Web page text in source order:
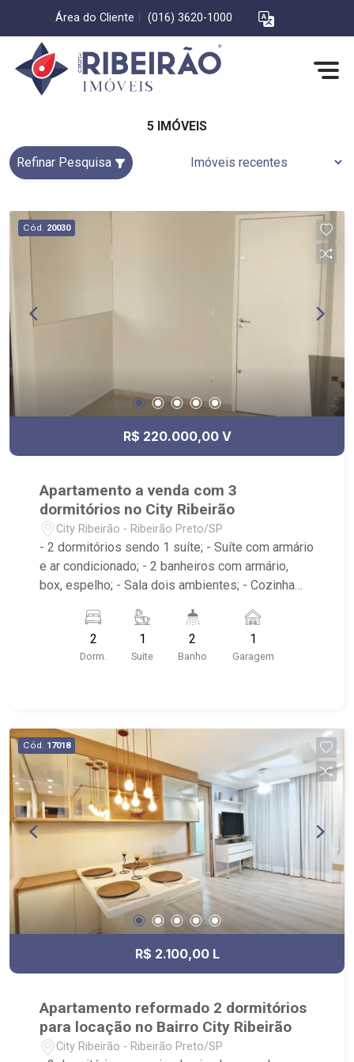
Área do Cliente (016) 3620-1000
5 IMÓVEIS
Refinar Pesquisa
Cód. 20030
R$ 220.000,00 V
Apartamento a venda com 3
dormitórios no City Ribeirão
City Ribeirão - Ribeirão Preto/SP
- 2 dormitórios sendo 1 suíte; - Suíte com armário
e ar condicionado; - 2 banheiros com armário,
box, espelho; - Sala dois ambientes; - Cozinha
armário; - Condomínio com Quadra poliesportiva,
Playground, Piscinas adulto e infantil, Área
gourmet com churrasqueira, Salão de festas,
2
Dorm.
1
Suite
2
Banho
1
Garagem
Cód. 17018
R$ 2.100,00 L
Apartamento reformado 2 dormitórios
para locação no Bairro City Ribeirão
City Ribeirão - Ribeirão Preto/SP